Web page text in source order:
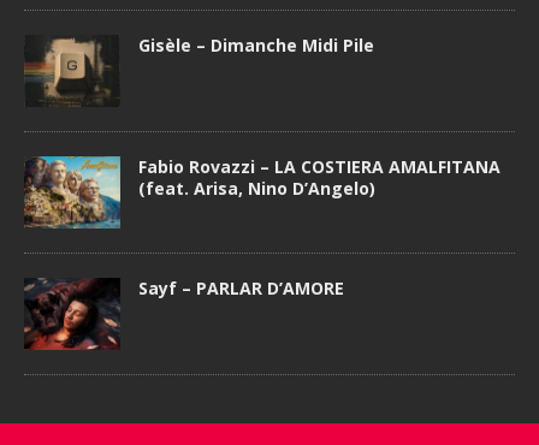
Gisèle – Dimanche Midi Pile
Fabio Rovazzi – LA COSTIERA AMALFITANA
(feat. Arisa, Nino D’Angelo)
Sayf – PARLAR D’AMORE